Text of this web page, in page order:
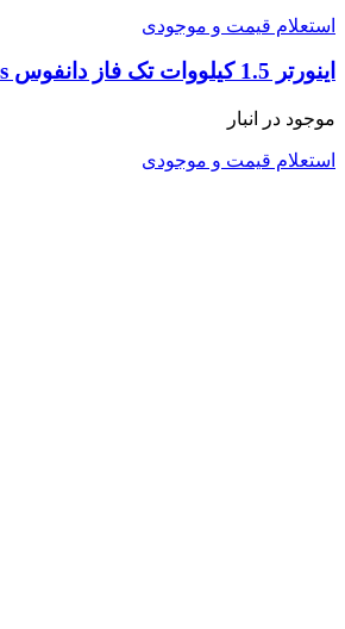
استعلام قیمت و موجودی
اینورتر 1.5 کیلووات تک فاز دانفوس Danfoss
موجود در انبار
استعلام قیمت و موجودی